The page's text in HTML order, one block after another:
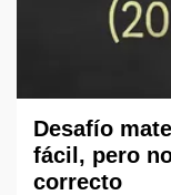
Desafío
fácil, pero
correcto